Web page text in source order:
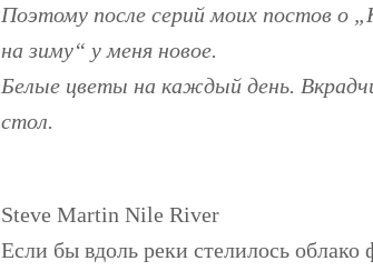
Поэтому после серий моих постов о
на зиму“ у меня новое.
Белые цветы на каждый день.
стол.
Steve Martin Nile River
Если бы вдоль реки стелилось